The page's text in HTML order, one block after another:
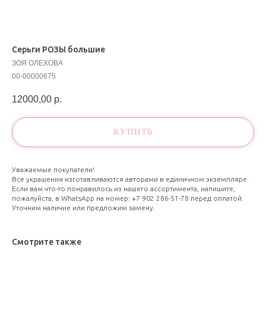
Серьги РОЗЫ большие
ЗОЯ ОЛЕХОВА
00-00000675
12000,00 р.
КУПИТЬ
Уважаемые покупатели!
Все украшения изготавливаются авторами в единичном экземпляре.
Если вам что-то понравилось из нашего ассортимента, напишите,
пожалуйста, в WhatsApp на номер: +7 902 286-51-78 перед оплатой.
Уточним наличие или предложим замену.
Смотрите также